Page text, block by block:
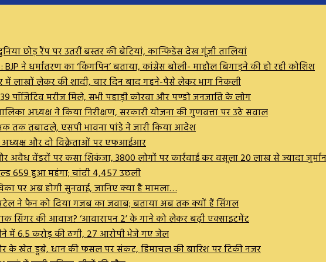
छोड़ रैंप पर उतरीं बस्तर की बेटियां, कान्फिडेंस देख गूंजी तालियां
ने धर्मांतरण का ‘किंगपिन’ बताया, कांग्रेस बोली- माहौल बिगाड़ने की हो रही कोशिश
लाखों लेकर की शादी, चार दिन बाद गहने-पैसे लेकर भाग निकली
पॉजिटिव मरीज मिले, सभी पहाड़ी कोरवा और पण्डो जनजाति के लोग
अध्यक्ष ने किया निरीक्षण, सरकारी योजना की गुणवत्ता पर उठे सवाल
तबादले, एसपी भावना पांडे ने जारी किया आदेश
और दो विक्रेताओं पर एफआईआर
अवैध वेंडरों पर कसा शिकंजा, 3800 लोगों पर कार्रवाई कर वसूला 20 लाख से ज्यादा
₹659 हुआ महंगा; चांदी ₹4,457 उछली
पर अब होगी सुनवाई, जानिए क्या है मामला…
पटेल ने फैन को दिया गजब का जवाब; बताया अब तक क्यों हैं सिंगल
पाक सिंगर की आवाज? ‘आवारापन 2’ के गाने को लेकर बढ़ी एक्साइटमेंट
में 6.5 करोड़ की ठगी, 27 आरोपी भेजे गए जेल
के खेत डूबे, धान की फसल पर संकट, हिमाचल की बारिश पर टिकी नजर